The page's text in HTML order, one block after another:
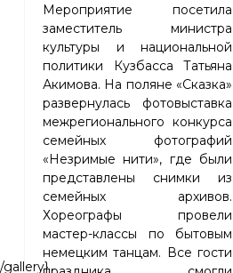
gallery}
Мероприятие посетила
заместитель министра
культуры и национальной
политики Кузбасса Татьяна
Акимова. На поляне «Сказка»
развернулась фотовыставка
межрегионального конкурса
семейных фотографий
«Незримые нити», где были
представлены снимки из
семейных архивов.
Хореографы провели
мастер-классы по бытовым
немецким танцам. Все гости